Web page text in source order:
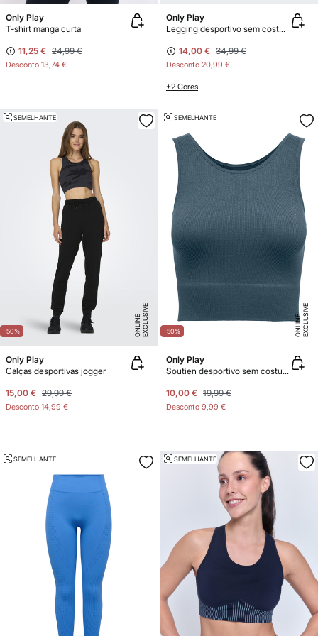
Only Play
T-shirt manga curta
11,25 € 24,99 €
Desconto 13,74 €
Only Play
Legging desportivo sem costura tie dye
14,00 € 34,99 €
Desconto 20,99 €
+2 Cores
-50% E
X
C
L
U
SI
V
E
O
N
LI
N
E
SEMELHANTE
Only Play
Calças desportivas jogger
15,00 € 29,99 €
Desconto 14,99 €
-50% E
X
C
L
U
SI
V
E
O
N
LI
N
E
SEMELHANTE
Only Play
Soutien desportivo sem costura com alças.
10,00 € 19,99 €
Desconto 9,99 €
SEMELHANTE SEMELHANTE